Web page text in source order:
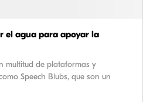
el agua para apoyar la
multitud de plataformas y
Speech Blubs, que son un